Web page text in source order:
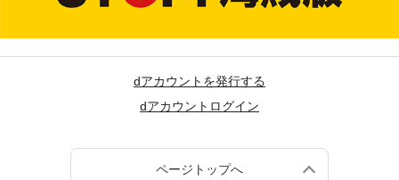
dアカウントを発行する
dアカウントログイン
ページトップへ